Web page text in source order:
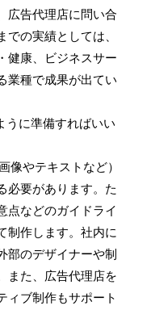
広告代理店に問い合
の実績としては、
健康、ビジネスサー
業種で成果が出てい
うに準備すればいい
像やテキストなど）
必要があります。た
点などのガイドライ
制作します。社内に
部のデザイナーや制
また、広告代理店を
ィブ制作もサポート